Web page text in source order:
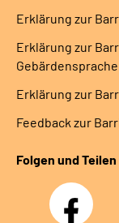
Erklärung zur
Erklärung zur
Gebärdensprache
Erklärung zur
Feedback zur
Folgen und Teilen
Facebook